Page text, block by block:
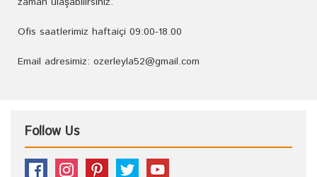
Ofis saatlerimiz haftaiçi 09:00-18.00
Email adresimiz: ozerleyla52@gmail.com
Follow Us